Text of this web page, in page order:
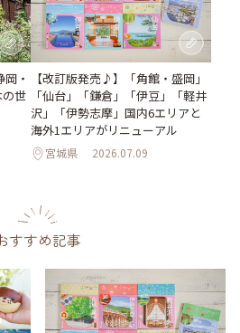
・
世
【改訂版発売♪】「角館・盛岡」
「仙台」「鎌倉」「伊豆」「軽井
沢」「伊勢志摩」国内6エリアと
海外1エリアがリニューアル
宮城県 2026.07.09
すすめ記事